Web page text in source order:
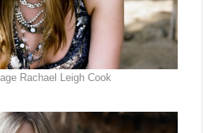
Rachael Leigh Cook